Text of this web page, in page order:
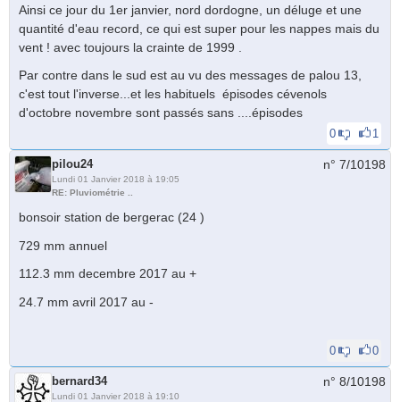
Ainsi ce jour du 1er janvier, nord dordogne, un déluge et une
quantité d'eau record, ce qui est super pour les nappes mais du
vent ! avec toujours la crainte de 1999 .
Par contre dans le sud est au vu des messages de palou 13,
c'est tout l'inverse...et les habituels épisodes cévenols
d'octobre novembre sont passés sans ....épisodes
0 1
pilou24
Lundi 01 Janvier 2018 à 19:05
RE: Pluviométrie ..
n° 7/10198
bonsoir station de bergerac (24 )
729 mm annuel
112.3 mm decembre 2017 au +
24.7 mm avril 2017 au -
0 0
bernard34
Lundi 01 Janvier 2018 à 19:10
n° 8/10198